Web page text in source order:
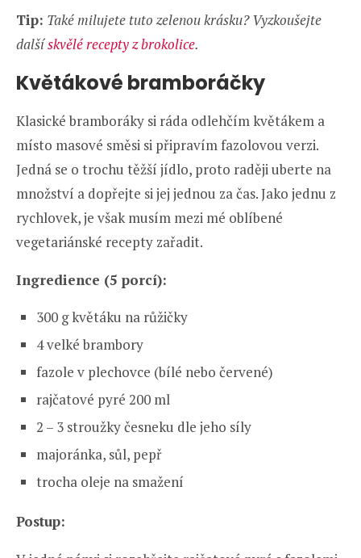
Tip: Také milujete tuto zelenou krásku? Vyzkoušejte
dalšískvělé recepty z brokolice.
Květákové bramboráčky
Klasické bramboráky si ráda odlehčím květákem a
místo masové směsi si připravím fazolovou verzi.
Jedná se o trochu těžší jídlo, proto raději uberte na
množství a dopřejte si jej jednou za čas. Jako jednu z
rychlovek, je však musím mezi mé oblíbené
vegetariánské recepty zařadit.
Ingredience (5 porcí):
300 g květáku na růžičky
4 velké brambory
fazole v plechovce (bílé nebo červené)
rajčatové pyré 200 ml
2 – 3 stroužky česneku dle jeho síly
majoránka, sůl, pepř
trocha oleje na smažení
Postup: